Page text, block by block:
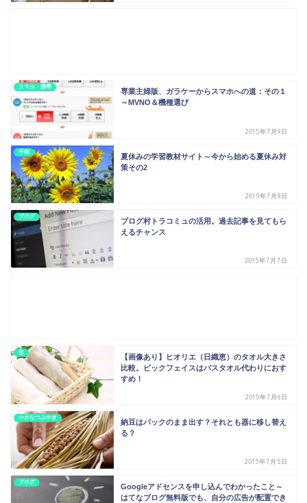
スマホ・携帯
専業主婦版、ガラケーからスマホへの道：その１
～MVNO＆機種選び
2015年7月9日
子供
夏休みの学習教材サイト～今から始める夏休み対
策その2
2015年7月8日
ブログ
ブログ村トラコミュの活用。過去記事を見てもら
えるチャンス
2015年7月7日
住
【画像あり】ヒオリエ（日織恵）のタオル大きさ
比較。ビックフェイスはバスタオル代わりにおす
すめ！
2015年7月6日
小さなつぶやき
納豆はパックのまま出す？それとも器に移し替え
る？
2015年7月5日
ブログ
Googleアドセンスを申し込んでわかったこと～
はてなブログ無料版でも、自分の広告が配置でき